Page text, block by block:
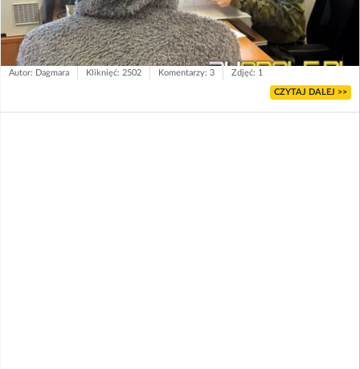
Autor: Dagmara Kliknięć: 2502 Komentarzy: 3 Zdjęć: 1
CZYTAJ DALEJ >>